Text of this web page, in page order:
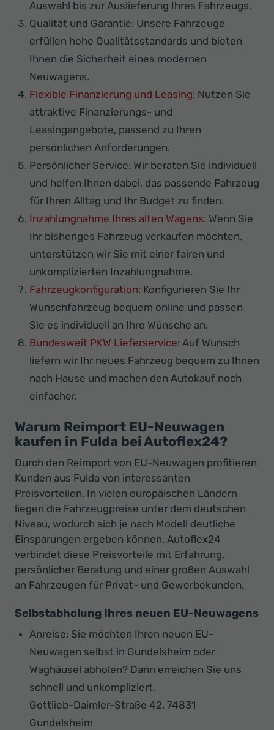
Auswahl bis zur Auslieferung Ihres Fahrzeugs.
Qualität und Garantie: Unsere Fahrzeuge
erfüllen hohe Qualitätsstandards und bieten
Ihnen die Sicherheit eines modernen
Neuwagens.
Flexible Finanzierung und Leasing: Nutzen Sie
attraktive Finanzierungs- und
Leasingangebote, passend zu Ihren
persönlichen Anforderungen.
Persönlicher Service: Wir beraten Sie individuell
und helfen Ihnen dabei, das passende Fahrzeug
für Ihren Alltag und Ihr Budget zu finden.
Inzahlungnahme Ihres alten Wagens: Wenn Sie
Ihr bisheriges Fahrzeug verkaufen möchten,
unterstützen wir Sie mit einer fairen und
unkomplizierten Inzahlungnahme.
Fahrzeugkonfiguration: Konfigurieren Sie Ihr
Wunschfahrzeug bequem online und passen
Sie es individuell an Ihre Wünsche an.
Bundesweit PKW Lieferservice: Auf Wunsch
liefern wir Ihr neues Fahrzeug bequem zu Ihnen
nach Hause und machen den Autokauf noch
einfacher.
Warum Reimport EU-Neuwagen
kaufen in Fulda bei Autoflex24?
Durch den Reimport von EU-Neuwagen profitieren
Kunden aus Fulda von interessanten
Preisvorteilen. In vielen europäischen Ländern
liegen die Fahrzeugpreise unter dem deutschen
Niveau, wodurch sich je nach Modell deutliche
Einsparungen ergeben können. Autoflex24
verbindet diese Preisvorteile mit Erfahrung,
persönlicher Beratung und einer großen Auswahl
an Fahrzeugen für Privat- und Gewerbekunden.
Selbstabholung Ihres neuen EU-Neuwagens
Anreise: Sie möchten Ihren neuen EU-
Neuwagen selbst in Gundelsheim oder
Waghäusel abholen? Dann erreichen Sie uns
schnell und unkompliziert.
Gottlieb-Daimler-Straße 42, 74831
Gundelsheim